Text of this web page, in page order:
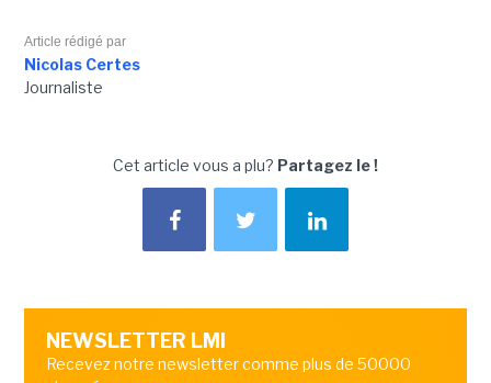
Article rédigé par
Nicolas Certes
Journaliste
Cet article vous a plu? Partagez le !
NEWSLETTER LMI
Recevez notre newsletter comme plus de 50000